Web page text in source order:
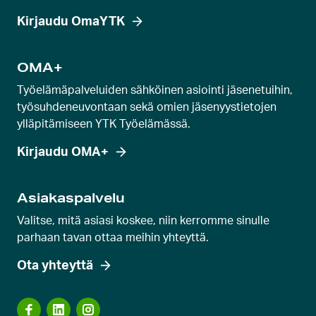
l
d
a
Kirjaudu OmaYTK
OMA+
Työelämäpalveluiden sähköinen asiointi jäsenetuihin,
työsuhdeneuvontaan sekä omien jäsenyystietojen
ylläpitämiseen YTK Työelämässä.
Kirjaudu OMA+
Asiakaspalvelu
Valitse, mitä asiasi koskee, niin kerromme sinulle
parhaan tavan ottaa meihin yhteyttä.
Ota yhteyttä